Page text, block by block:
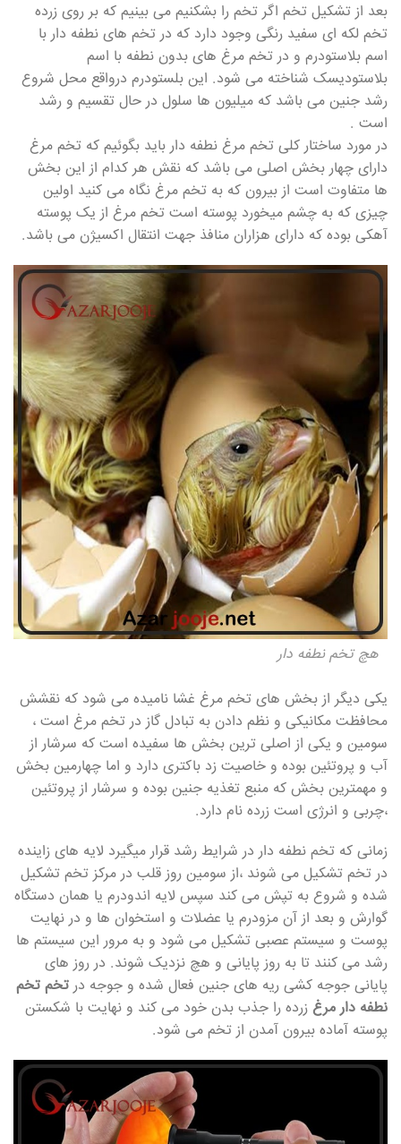
بعد از تشکیل تخم اگر تخم را بشکنیم می بینیم که بر روی زرده
تخم لکه ای سفید رنگی وجود دارد که در تخم های نطفه دار با
اسم بلاستودرم و در تخم مرغ های بدون نطفه با اسم
بلاستودیسک شناخته می شود. این بلستودرم درواقع محل شروع
رشد جنین می باشد که میلیون ها سلول در حال تقسیم و رشد
است .
در مورد ساختار کلی تخم مرغ نطفه دار باید بگوئیم که تخم مرغ
دارای چهار بخش اصلی می باشد که نقش هر کدام از این بخش
ها متفاوت است از بیرون که به تخم مرغ نگاه می کنید اولین
چیزی که به چشم میخورد پوسته است تخم مرغ از یک پوسته
آهکی بوده که دارای هزاران منافذ جهت انتقال اکسیژن می باشد.
هچ تخم نطفه دار
یکی دیگر از بخش های تخم مرغ غشا نامیده می شود که نقشش
محافظت مکانیکی و نظم دادن به تبادل گاز در تخم مرغ است ،
سومین و یکی از اصلی ترین بخش ها سفیده است که سرشار از
آب و پروتئین بوده و خاصیت زد باکتری دارد و اما چهارمین بخش
و مهمترین بخش که منبع تغذیه جنین بوده و سرشار از پروتئین
،چربی و انرژی است زرده نام دارد.
زمانی که تخم نطفه دار در شرایط رشد قرار میگیرد لایه های زاینده
در تخم تشکیل می شوند ،از سومین روز قلب در مرکز تخم تشکیل
شده و شروع به تپش می کند سپس لایه اندودرم یا همان دستگاه
گوارش و بعد از آن مزودرم یا عضلات و استخوان ها و در نهایت
پوست و سیستم عصبی تشکیل می شود و به مرور این سیستم ها
رشد می کنند تا به روز پایانی و هچ نزدیک شوند. در روز های
پایانی جوجه کشی ریه های جنین فعال شده و جوجه درتخم تخم
نطفه دار مرغ زرده را جذب بدن خود می کند و نهایت با شکستن
پوسته آماده بیرون آمدن از تخم می شود.